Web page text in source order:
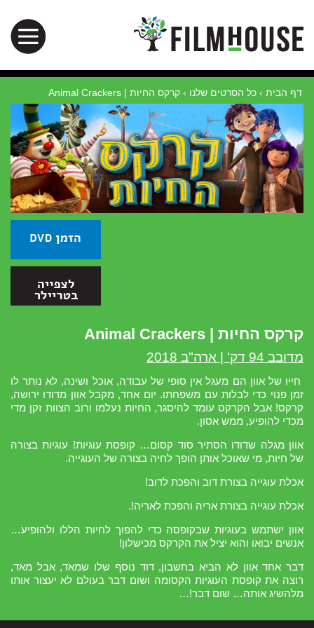
דף הבית › כל הסרטים שלנו › קרקס החיות | Animal Crackers
קרקס החיות | Animal Crackers
מדובב 94 דק' | ארה"ב 2018
חייו של אוון הם מעגל אין סופי של עבודה, אוכל ושינה, לא נותר לו
זמן פנוי כדי לבלות עם משפחתו. יום אחד, מקבל אוון מדודו ירושה,
קרקס! אבל הקרקס עומד להיסגר, החיות נעלמו ורוב הצוות זקן מדי
מכדי להופיע, ממש אסון.
אוון מגלה שדודו הסתיר סוד קסום… קופסת עוגיות! עוגיות בצורה
של חיות, מי שאוכל אותן הופך לחיה בצורה של העוגייה.
אכלת עוגייה בצורת דוב והפכת לדוב!
אכלת עוגייה בצורת אריה והפכת לאריה!.
אוון ישתמש בעוגיות שבקופסה כדי להפוך לחיות הללו ולהופיע…
אנשים יבואו והוא יציל את הקרקס מכישלון!
דבר אחד אוון לא הביא בחשבון, דוד נוסף שלו שמאד, אבל מאד,
רוצה את קופסת העוגיות הקסומה ושום דבר בעולם לא יעצור אותו
מלהשיג אותה… שום דבר!…